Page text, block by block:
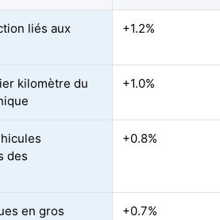
liés aux
+1.2%
kilomètre du
+1.0%
des
+0.8%
en gros +0.7%